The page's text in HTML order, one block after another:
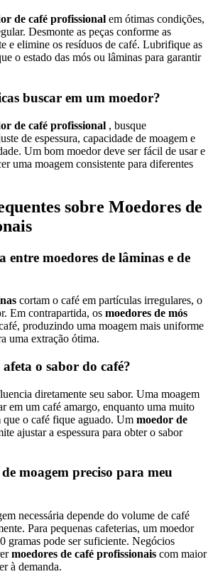
de café profissional em ótimas condições,
Desmonte as peças conforme as
e elimine os resíduos de café. Lubrifique as
o estado das mós ou lâminas para garantir
buscar em um moedor?
de café profissional , busque
de espessura, capacidade de moagem e
Um bom moedor deve ser fácil de usar e
uma moagem consistente para diferentes
sobre Moedores de
entre moedores de lâminas e de
cortam o café em partículas irregulares, o
Em contrapartida, os moedores de mós
produzindo uma moagem mais uniforme
uma extração ótima.
o sabor do café?
diretamente seu sabor. Uma moagem
em um café amargo, enquanto uma muito
que o café fique aguado. Um moedor de
ajustar a espessura para obter o sabor
moagem preciso para meu
necessária depende do volume de café
Para pequenas cafeterias, um moedor
gramas pode ser suficiente. Negócios
moedores de café profissionais com maior
à demanda.